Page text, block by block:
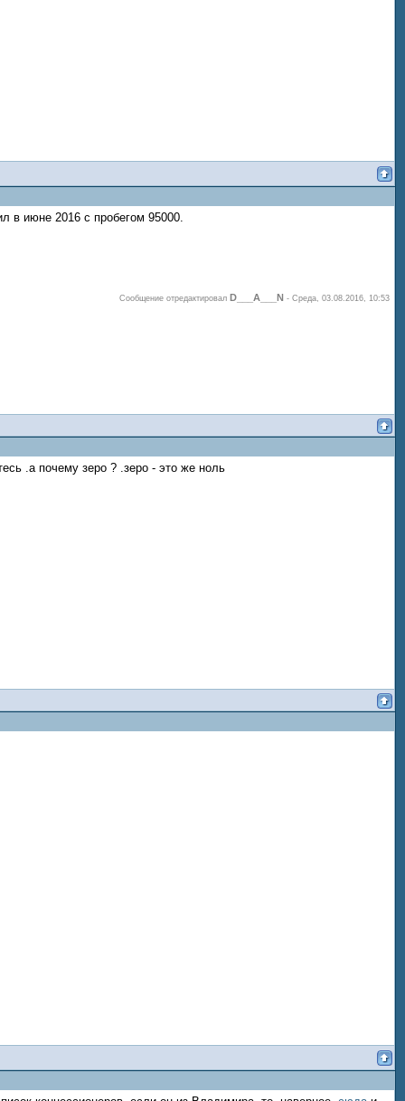
в июне 2016 с пробегом 95000.
Сообщение отредактировал D___A___N - Среда, 03.08.2016, 10:53
.а почему зеро ? .зеро - это же ноль